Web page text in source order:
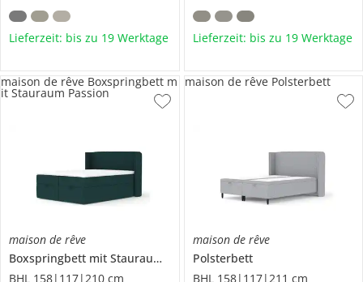
Lieferzeit: bis zu 19 Werktage Lieferzeit: bis zu 19 Werktage
maison de rêve
Boxspringbett mit Stauraum
Passion
BHL 158|117|210 cm
maison de rêve Boxspringbett m
it Stauraum Passion
maison de rêve
Polsterbett
BHL 158|117|211 cm
maison de rêve Polsterbett